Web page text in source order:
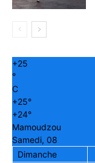
+25
°
C
+25°
+24°
Mamoudzou
Samedi, 08
Dimanche